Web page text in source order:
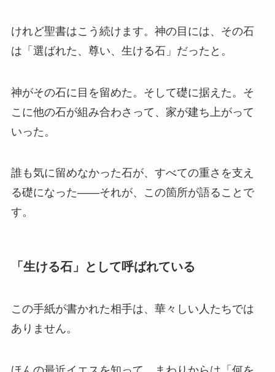
けれど聖書はこう続けます。神の目には、その石
は「選ばれた、尊い、生ける石」だったと。
神がその石に目を留めた。そして礎に据えた。そ
こに他の石が組み合わさって、家が建ち上がって
いった。
誰も気に留めなかった石が、すべての重さを支え
る礎になった——それが、この箇所が語ることで
す。
「生ける石」として呼ばれている
この手紙が書かれた相手は、華々しい人たちでは
ありません。